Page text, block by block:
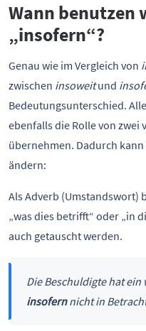
Wann benutzen
„insofern“?
Genau wie im Vergleich von
zwischen insoweitund
Bedeutungsunterschied.
ebenfalls die Rolle von zwei
übernehmen. Dadurch
ändern:
Als Adverb (Umstandswort)
„was dies betrifft“ oder „in
auch getauscht werden.
Die Beschuldigte hat
insofernnicht in